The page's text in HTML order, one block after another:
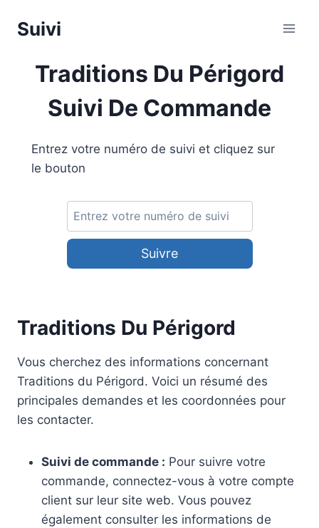
Suivi
Traditions Du Périgord
Suivi De Commande
Entrez votre numéro de suivi et cliquez sur
le bouton
Suivre
Traditions Du Périgord
Vous cherchez des informations concernant
Traditions du Périgord. Voici un résumé des
principales demandes et les coordonnées pour
les contacter.
Suivi de commande : Pour suivre votre
commande, connectez-vous à votre compte
client sur leur site web. Vous pouvez
également consulter les informations de